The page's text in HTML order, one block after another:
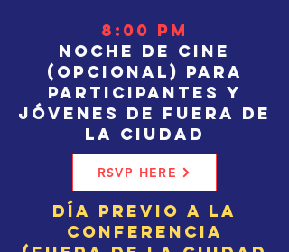
8:00 pm
Noche de cine
(opcional) para
participantes y
jóvenes de fuera de
la ciudad
RSVP HERE
Día previo a la
conferencia